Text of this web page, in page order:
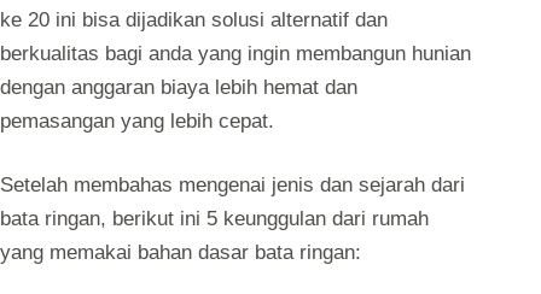
ke 20 ini bisa dijadikan solusi alternatif dan
berkualitas bagi anda yang ingin membangun hunian
dengan anggaran biaya lebih hemat dan
pemasangan yang lebih cepat.
Setelah membahas mengenai jenis dan sejarah dari
bata ringan, berikut ini 5 keunggulan dari rumah
yang memakai bahan dasar bata ringan: